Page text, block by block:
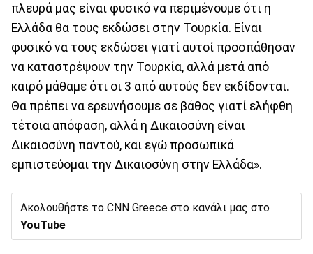
πλευρά μας είναι φυσικό να περιμένουμε ότι η
Ελλάδα θα τους εκδώσει στην Τουρκία. Είναι
φυσικό να τους εκδώσει γιατί αυτοί προσπάθησαν
να καταστρέψουν την Τουρκία, αλλά μετά από
καιρό μάθαμε ότι οι 3 από αυτούς δεν εκδίδονται.
Θα πρέπει να ερευνήσουμε σε βάθος γιατί ελήφθη
τέτοια απόφαση, αλλά η Δικαιοσύνη είναι
Δικαιοσύνη παντού, και εγώ προσωπικά
εμπιστεύομαι την Δικαιοσύνη στην Ελλάδα».
Ακολουθήστε το CNN Greece στο κανάλι μας στο
YouTube